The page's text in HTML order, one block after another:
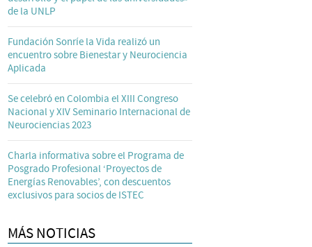
de la UNLP
Fundación Sonríe la Vida realizó un
encuentro sobre Bienestar y Neurociencia
Aplicada
Se celebró en Colombia el XIII Congreso
Nacional y XIV Seminario Internacional de
Neurociencias 2023
Charla informativa sobre el Programa de
Posgrado Profesional ‘Proyectos de
Energías Renovables’, con descuentos
exclusivos para socios de ISTEC
MÁS NOTICIAS